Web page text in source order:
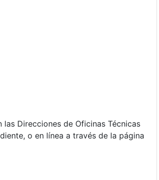
Direcciones de Oficinas Técnicas
o en línea a través de la página